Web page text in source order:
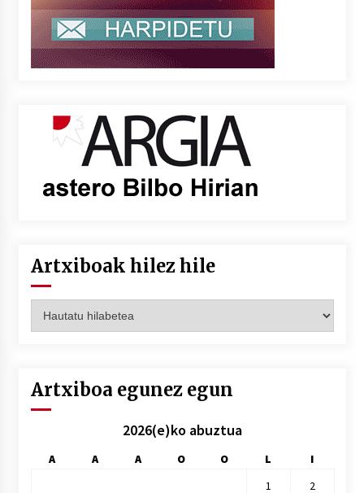
Artxiboak hilez hile
hilez
Artxiboa egunez egun
2026(e)ko abuztua
A A A O O L
I
1
2